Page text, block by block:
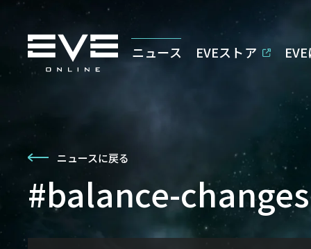
ニュース EVEストア
ニュースに戻る
#balance-